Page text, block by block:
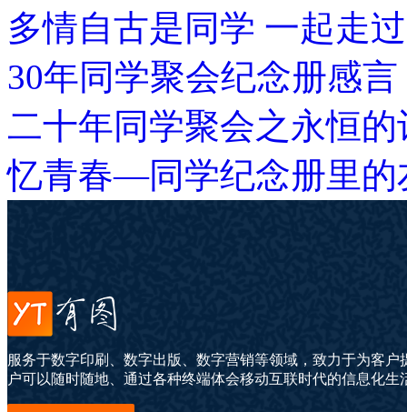
多情自古是同学 一起走
30年同学聚会纪念册感言
二十年同学聚会之永恒的
忆青春—同学纪念册里的
服务于数字印刷、数字出版、数字营销等领域，致力于为客
户可以随时随地、通过各种终端体会移动互联时代的信息化生